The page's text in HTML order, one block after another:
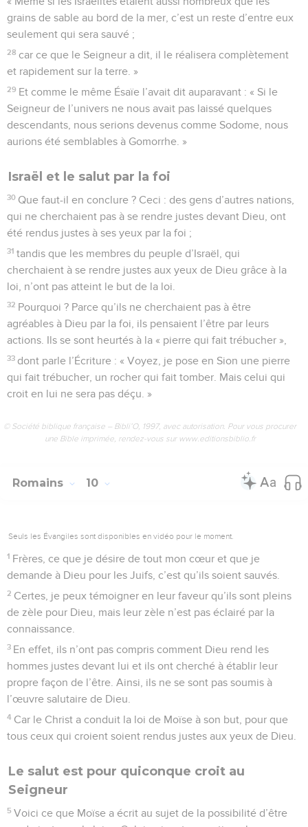
grains de sable au bord de la mer, c’est un reste d’entre eux
seulement qui sera sauvé ;
28 car ce que le Seigneur a dit, il le réalisera complètement
et rapidement sur la terre. »
29 Et comme le même Ésaïe l’avait dit auparavant : « Si le
Seigneur de l’univers ne nous avait pas laissé quelques
descendants, nous serions devenus comme Sodome, nous
aurions été semblables à Gomorrhe. »
Israël et le salut par la foi
30 Que faut-il en conclure ? Ceci : des gens d’autres nations,
qui ne cherchaient pas à se rendre justes devant Dieu, ont
été rendus justes à ses yeux par la foi ;
31 tandis que les membres du peuple d’Israël, qui
cherchaient à se rendre justes aux yeux de Dieu grâce à la
loi, n’ont pas atteint le but de la loi.
32 Pourquoi ? Parce qu’ils ne cherchaient pas à être
agréables à Dieu par la foi, ils pensaient l’être par leurs
actions. Ils se sont heurtés à la « pierre qui fait trébucher »,
33 dont parle l’Écriture : « Voyez, je pose en Sion une pierre
qui fait trébucher, un rocher qui fait tomber. Mais celui qui
croit en lui ne sera pas déçu. »
© Société biblique française – Bibli’O, 1997, avec autorisation. Pour vous procurer
une Bible imprimée, rendez-vous sur www.editionsbiblio.fr
Romains 10
Seuls les Évangiles sont disponibles en vidéo pour le moment.
1 Frères, ce que je désire de tout mon cœur et que je
demande à Dieu pour les Juifs, c’est qu’ils soient sauvés.
2 Certes, je peux témoigner en leur faveur qu’ils sont pleins
de zèle pour Dieu, mais leur zèle n’est pas éclairé par la
connaissance.
3 En effet, ils n’ont pas compris comment Dieu rend les
hommes justes devant lui et ils ont cherché à établir leur
propre façon de l’être. Ainsi, ils ne se sont pas soumis à
l’œuvre salutaire de Dieu.
4 Car le Christ a conduit la loi de Moïse à son but, pour que
tous ceux qui croient soient rendus justes aux yeux de Dieu.
Le salut est pour quiconque croit au
Seigneur
5 Voici ce que Moïse a écrit au sujet de la possibilité d’être